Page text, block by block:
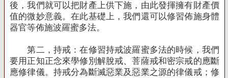
後，我們就可以把財產上供下施，由此發揮擁有財產價
值的微妙意義。在此基礎上，我們還可以修習佈施身體
器官等佈施波羅蜜多法。
第二，持戒：在修習持戒波羅蜜多法的時候，我們
要用正知正念來學修別解脫戒、菩薩戒和密宗戒的應斷
應修律儀。持戒分為斷滅惡業及惡業之源的律儀戒；修